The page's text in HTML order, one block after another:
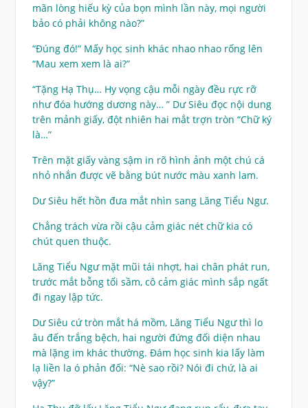
mãn lòng hiếu kỳ của bọn mình lần này, mọi người
bảo có phải không nào?”
“Đúng đó!” Mấy học sinh khác nhao nhao rống lên
“Mau xem xem là ai?”
“Tặng Hạ Thụ… Hy vọng cậu mỗi ngày đều rực rỡ
như đóa hướng dương này… ” Dư Siêu đọc nội dung
trên mảnh giấy, đột nhiên hai mắt trợn tròn “Chữ ký
là…”
Trên mặt giấy vàng sậm in rõ hình ảnh một chú cá
nhỏ nhắn được vẽ bằng bút nước màu xanh lam.
Dư Siêu hết hồn đưa mắt nhìn sang Lăng Tiểu Ngư.
Chẳng trách vừa rồi cậu cảm giác nét chữ kia có
chút quen thuộc.
Lăng Tiểu Ngư mặt mũi tái nhợt, hai chân phát run,
trước mắt bỗng tối sầm, cô cảm giác mình sắp ngất
đi ngay lập tức.
Dư Siêu cứ tròn mắt há mồm, Lăng Tiểu Ngư thì lo
âu đến trắng bệch, hai người đứng đối diện nhau
mà lặng im khác thường. Đám học sinh kia lấy làm
lạ liền la ó phản đối: “Nè sao rồi? Nói đi chứ, là ai
vậy?”